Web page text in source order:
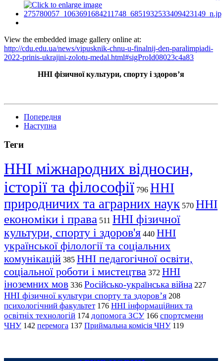
View the embedded image gallery online at:
http://cdu.edu.ua/news/vipusknik-chnu-u-finalnij-den-paralimpiadi-
2022-prinis-ukrajini-zolotu-medal.html#sigProId08023c4a83
ННІ фізичної культури, спорту і здоров’я
Попередня
Наступна
Теги
ННІ міжнародних відносин,
історії та філософії 796 ННІ
природничих та аграрних наук 570 ННІ
економіки і права 511 ННІ фізичної
культури, спорту і здоров'я 440 ННІ
української філології та соціальних
комунікацій 385 ННІ педагогічної освіти,
соціальної роботи і мистецтва 372 ННІ
іноземних мов 336 Російсько-українська війна 227
ННІ фізичної культури спорту та здоров’я 208
психологічний факультет 176 ННІ інформаційних та
освітніх технологій 174 допомога ЗСУ 166 спортсмени
ЧНУ 142 перемога 137 Приймальна комісія ЧНУ 119